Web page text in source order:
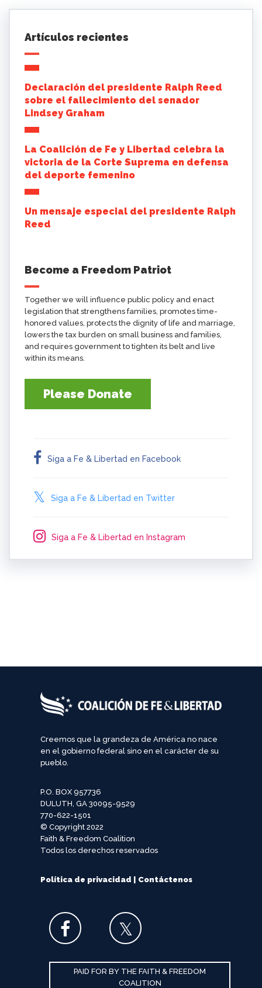
Artículos recientes
Declaración del presidente Ralph Reed
sobre el fallecimiento del senador
Lindsey Graham
La Coalición de Fe y Libertad celebra la
victoria de la Corte Suprema en defensa
del deporte femenino
Un mensaje especial del presidente Ralph
Reed
Become a Freedom Patriot
Together we will influence public policy and enact
legislation that strengthens families, promotes time-
honored values, protects the dignity of life and marriage,
lowers the tax burden on small business and families,
and requires government to tighten its belt and live
within its means.
Please Donate
Siga a Fe & Libertad en Facebook
Siga a Fe & Libertad en Twitter
Siga a Fe & Libertad en Instagram
Creemos que la grandeza de América no nace
en el gobierno federal sino en el carácter de su
pueblo.
P.O. BOX 957736
DULUTH, GA 30095-9529
770-622-1501
© Copyright 2022
Faith & Freedom Coalition
Todos los derechos reservados
Política de privacidad Contáctenos
PAID FOR BY THE FAITH & FREEDOM
COALITION